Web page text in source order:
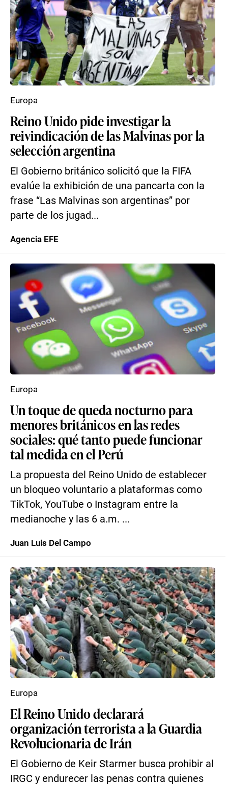
Reino Unido pide investigar la
reivindicación de las Malvinas por la
selección argentina
El Gobierno británico solicitó que la FIFA
evalúe la exhibición de una pancarta con la
frase “Las Malvinas son argentinas” por
parte de los jugad...
Europa
Agencia EFE
Un toque de queda nocturno para
menores británicos en las redes
sociales: qué tanto puede funcionar
tal medida en el Perú
La propuesta del Reino Unido de establecer
un bloqueo voluntario a plataformas como
TikTok, YouTube o Instagram entre la
medianoche y las 6 a.m. ...
Europa
Juan Luis Del Campo
El Reino Unido declarará
organización terrorista a la Guardia
Revolucionaria de Irán
El Gobierno de Keir Starmer busca prohibir al
IRGC y endurecer las penas contra quienes
Europa